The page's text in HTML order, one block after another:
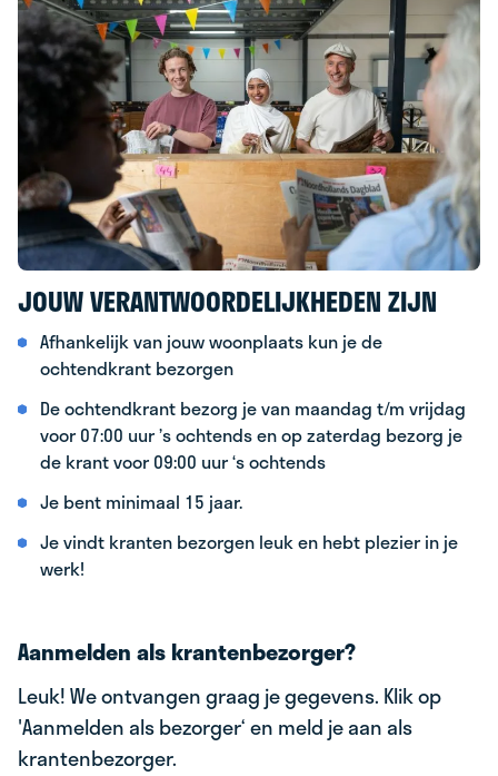
JOUW VERANTWOORDELIJKHEDEN ZIJN
Afhankelijk van jouw woonplaats kun je de
ochtendkrant bezorgen
De ochtendkrant bezorg je van maandag t/m vrijdag
voor 07:00 uur ’s ochtends en op zaterdag bezorg je
de krant voor 09:00 uur ‘s ochtends
Je bent minimaal 15 jaar.
Je vindt kranten bezorgen leuk en hebt plezier in je
werk!
Aanmelden als krantenbezorger?
Leuk! We ontvangen graag je gegevens. Klik op
'Aanmelden als bezorger‘ en meld je aan als
krantenbezorger.